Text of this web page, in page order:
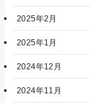
2025年2月
2025年1月
2024年12月
2024年11月